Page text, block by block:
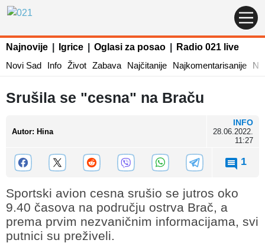
Najnovije Igrice Oglasi za posao
Radio 021 live
Novi Sad
Info Život Zabava Najčitanije Najkomentarisanije
Srušila se "cesna" na Braču
Autor: Hina
INFO
28.06.2022.
11:27
1
Sportski avion cesna srušio se jutros oko
9.40 časova na području ostrva Brač, a
prema prvim nezvaničnim informacijama, svi
putnici su preživeli.